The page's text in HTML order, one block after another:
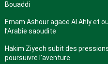
Bouaddi
Emam Ashour agace Al Ahly et
l’Arabie saoudite
Hakim Ziyech subit des
poursuivre l’aventure